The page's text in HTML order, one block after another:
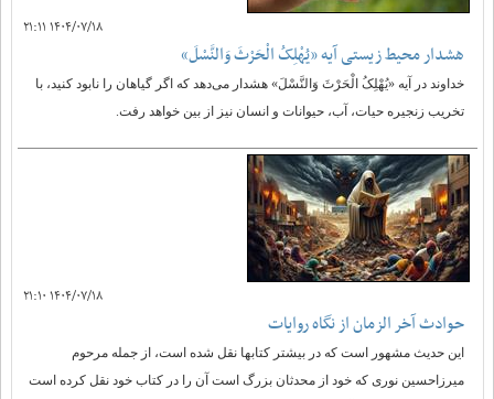
۱۴۰۴/۰۷/۱۸ ۲۱:۱۱
هشدار محیط زیستی آیه «یُهْلِکُ الْحَرْثَ وَالنَّسْلَ»
خداوند در آیه «یُهْلِکُ الْحَرْثَ وَالنَّسْلَ» هشدار می‌دهد که اگر گیاهان را نابود کنید، با
تخریب زنجیره حیات، آب، حیوانات و انسان نیز از بین خواهد رفت.
۱۴۰۴/۰۷/۱۸ ۲۱:۱۰
حوادث آخر الزمان از نگاه روایات
این حدیث مشهور است که در بیشتر کتابها نقل شده است، از جمله مرحوم
میرزاحسین نوری که خود از محدثان بزرگ است آن را در کتاب خود نقل کرده است